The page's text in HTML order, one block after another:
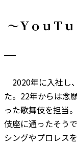
～ＹｏｕＴ
2020年に入社し
た。22年からは念
った歌舞伎を担当
伎座に通ったそう
シングやプロレス